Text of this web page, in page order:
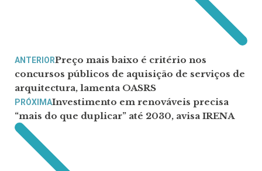
ANTERIORPreço mais baixo é critério nos
concursos públicos de aquisição de serviços de
arquitectura, lamenta OASRS
PRÓXIMAInvestimento em renováveis precisa
“mais do que duplicar” até 2030, avisa IRENA